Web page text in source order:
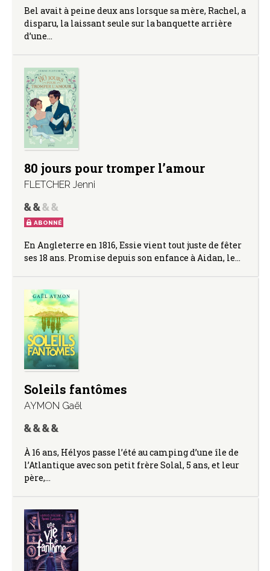
Bel avait à peine deux ans lorsque sa mère, Rachel, a
disparu, la laissant seule sur la banquette arrière
d’une…
80 jours pour tromper l’amour
FLETCHER Jenni
ABONNÉ
En Angleterre en 1816, Essie vient tout juste de fêter
ses 18 ans. Promise depuis son enfance à Aidan, le…
Soleils fantômes
AYMON Gaël
À 16 ans, Hélyos passe l’été au camping d’une île de
l’Atlantique avec son petit frère Solal, 5 ans, et leur
père,…